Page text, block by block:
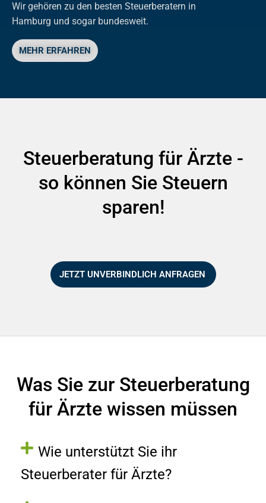
Wir gehören zu den besten Steuerberatern in
Hamburg und sogar bundesweit.
MEHR ERFAHREN
Steuerberatung für Ärzte -
so können Sie Steuern
sparen!
JETZT UNVERBINDLICH ANFRAGEN
Was Sie zur Steuerberatung
für Ärzte wissen müssen
Wie unterstützt Sie ihr
Steuerberater für Ärzte?